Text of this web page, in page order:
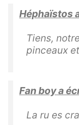
Héphaïstos
Tiens,
pinceaux
Fan boy a
La ru es